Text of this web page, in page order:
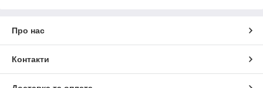
Про нас
Контакти